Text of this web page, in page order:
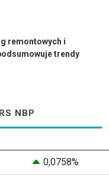
remontowych i
trendy
NBP
0,0758%